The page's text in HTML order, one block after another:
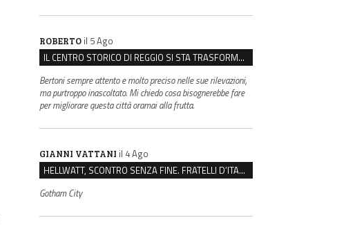
ROBERTO il 5 Ago
IL CENTRO STORICO DI REGGIO SI STA TRASFORMANDO, E NON IN MEGLIO
Bertoni sempre attento e molto preciso nelle sue rilevazioni,
ma purtroppo inascoltato. Mi chiedo cosa bisognerebbe fare
per migliorare questa città oramai alla frutta.
GIANNI VATTANI il 4 Ago
HELLWATT, SCONTRO SENZA FINE. FRATELLI D’ITALIA: “MILANI PORTA DOCUMENTI, DE FRANCO INSULTI”
Gotham City